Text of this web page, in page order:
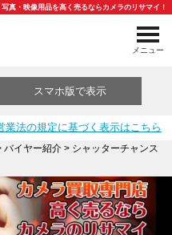
真・映像用品を高く売るならカメラのリサマイ！
メニュー
スマホ版で表示
業法の規定に基づく表示はこちら
バイヤー紹介> シャッターチャンス